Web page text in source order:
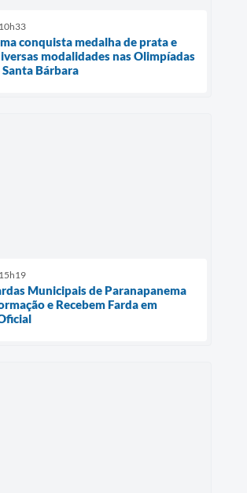
conquista medalha de prata e
modalidades nas Olimpíadas
Bárbara
Municipais de Paranapanema
e Recebem Farda em